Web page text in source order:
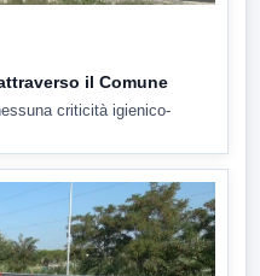
il Comune
criticità igienico-